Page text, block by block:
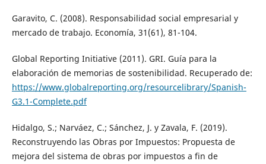
Garavito, C. (2008). Responsabilidad social empresarial y
mercado de trabajo. Economía, 31(61), 81-104.
Global Reporting Initiative (2011). GRI. Guía para la
elaboración de memorias de sostenibilidad. Recuperado de:
https://www.globalreporting.org/resourcelibrary/Spanish-
G3.1-Complete.pdf
Hidalgo, S.; Narváez, C.; Sánchez, J. y Zavala, F. (2019).
Reconstruyendo las Obras por Impuestos: Propuesta de
mejora del sistema de obras por impuestos a fin de